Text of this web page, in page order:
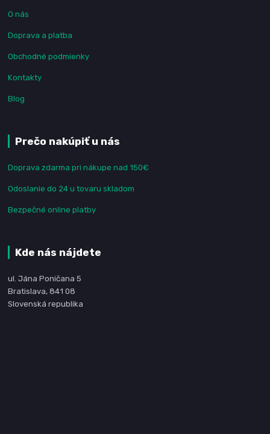
O nás
Doprava a platba
Obchodné podmienky
Kontakty
Blog
Prečo nakúpiť u nás
Doprava zdarma pri nákupe nad 150€
Odoslanie do 24 u tovaru skladom
Bezpečné online platby
Kde nás nájdete
ul. Jána Poničana 5
Bratislava, 841 08
Slovenská republika